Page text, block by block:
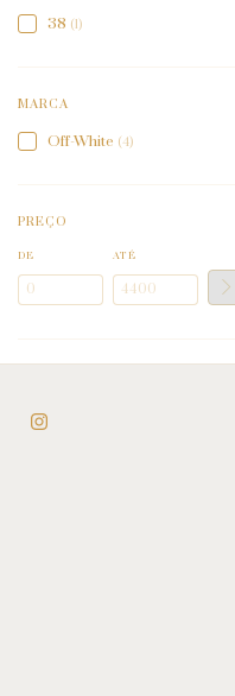
38 (1)
MARCA
Off-White (4)
PREÇO
DE ATÉ